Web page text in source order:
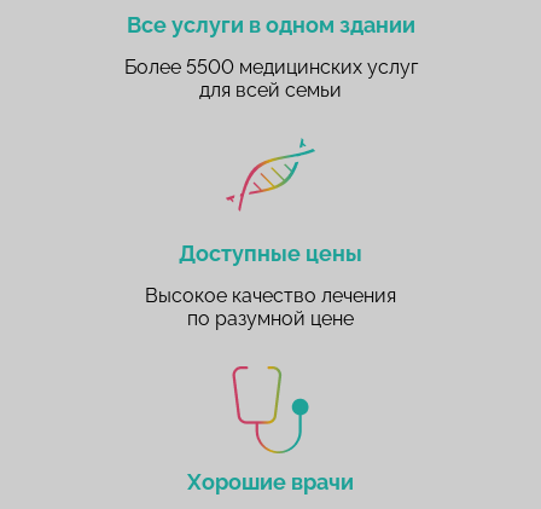
Все услуги в одном здании
Более 5500 медицинских услуг
для всей семьи
Доступные цены
Высокое качество лечения
по разумной цене
Хорошие врачи